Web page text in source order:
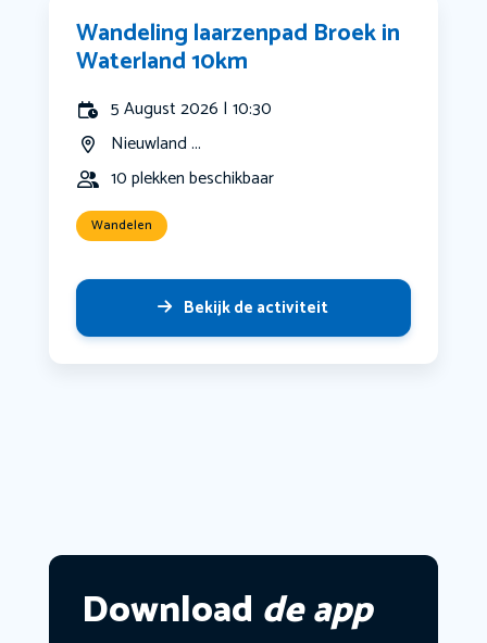
Wandeling laarzenpad Broek in
Waterland 10km
5 August 2026 | 10:30
Nieuwland ...
10 plekken beschikbaar
Wandelen
Bekijk de activiteit
Download de app